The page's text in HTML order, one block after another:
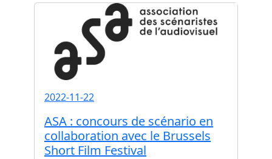
2022-11-22
ASA : concours de scénario en
collaboration avec le Brussels
Short Film Festival